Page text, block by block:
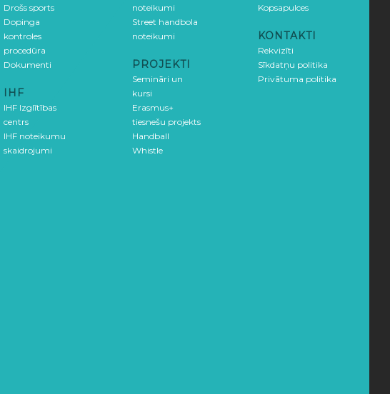
Drošs sports
Dopinga
kontroles
procedūra
Dokumenti
IHF
IHF Izglītības
centrs
IHF noteikumu
skaidrojumi
noteikumi
Street handbola
noteikumi
PROJEKTI
Semināri un
kursi
Erasmus+
tiesnešu projekts
Handball
Whistle
Kopsapulces
KONTAKTI
Rekvizīti
Sīkdatņu politika
Privātuma politika